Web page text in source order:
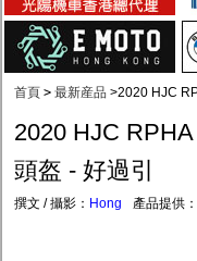
首頁 > 最新産品 >2020 HJC
2020 HJC
頭盔 - 好過引
撰文 / 攝影： Hong 產品提供：